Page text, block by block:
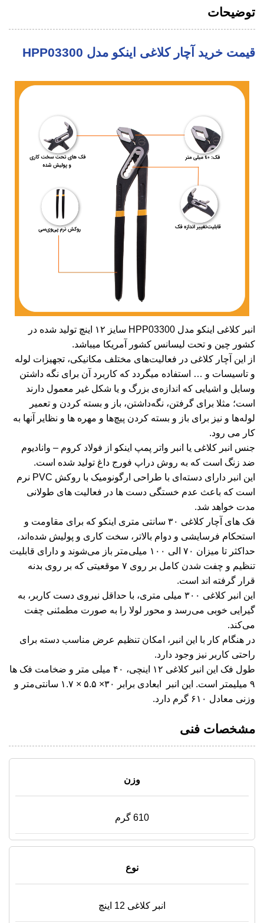
توضیحات
قیمت خرید آچار کلاغی اینکو مدل HPP03300
انبر کلاغی اینکو مدل HPP03300 سایز ۱۲ اینچ تولید شده در
کشور چین و تحت لیسانس کشور آمریکا میباشد.
از این آچار کلاغی در فعالیت‌های مختلف مکانیکی، تجهیزات لوله
و تاسیسات و … استفاده میگردد که کاربرد آن برای نگه داشتن
وسایل و اشیایی که اندازه‌ی بزرگ و یا شکل غیر معمول دارند
است؛ مثلا برای گرفتن، نگه‌داشتن، باز و بسته کردن و تعمیر
لوله‌ها و نیز برای باز و بسته کردن پیچ‌ها و مهره ها و نظایر آنها به
کار می رود.
جنس انبر کلاغی یا انبر واتر پمپ اینکو از فولاد کروم – وانادیوم
ضد زنگ است که به روش دراپ فورج داغ تولید شده است.
این انبر دارای دسته‌ای با طراحی ارگونومیک با روکش PVC نرم
است که باعث عدم خستگی دست ها در فعالیت های طولانی
مدت خواهد شد.
فک های آچار کلاغی ۳۰ سانتی متری اینکو که برای مقاومت و
استحکام فرسایشی و دوام بالاتر، سخت کاری و پولیش شده‌اند،
حداکثر تا میزان ۷۰ الی ۱۰۰ میلی‌متر باز می‌شوند و دارای قابلیت
تنظیم و چفت شدن کامل بر روی ۷ موقعیتی که بر روی بدنه
قرار گرفته اند است.
این انبر کلاغی ۳۰۰ میلی متری، با حداقل نیروی دست کاربر، به
گیرایی خوبی می‌رسد و محور لولا را به صورت مطمئنی چفت
می‌کند.
در هنگام کار با این انبر، امکان تنظیم عرض مناسب دسته برای
راحتی کاربر نیز وجود دارد.
طول فک این انبر کلاغی ۱۲ اینچی، ۴۰ میلی متر و ضخامت فک ها
۹ میلیمتر است. این انبر ابعادی برابر ۳۰× ۵.۵ × ۱.۷ سانتی‌متر و
وزنی معادل ۶۱۰ گرم دارد.
مشخصات فنی
وزن
610 گرم
نوع
انبر کلاغی 12 اینچ